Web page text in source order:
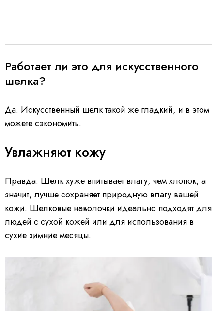
Работает ли это для искусственного
шелка?
Да. Искусственный шелк такой же гладкий, и в этом
можете сэкономить.
Увлажняют кожу
Правда. Шелк хуже впитывает влагу, чем хлопок, а
значит, лучше сохраняет природную влагу вашей
кожи. Шелковые наволочки идеально подходят для
людей с сухой кожей или для использования в
сухие зимние месяцы.